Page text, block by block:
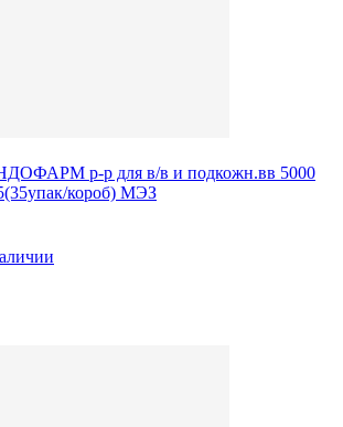
р-р для в/в и подкожн.вв 5000
короб) МЭЗ